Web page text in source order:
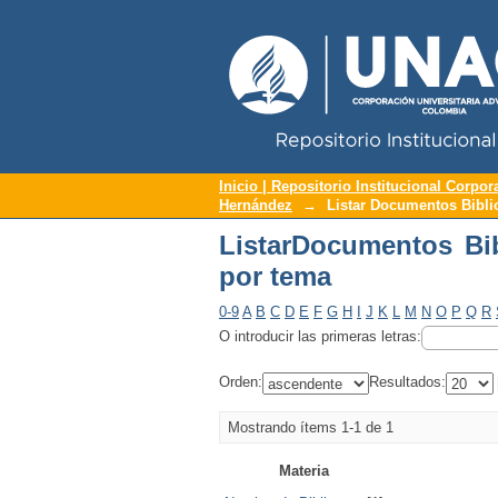
ListarDocumentos
Inicio | Repositorio Institucional
Hernández
→ Listar Documentos
ListarDocumentos
por tema
0-9 A B C D E F G H J K L M N O P Q R
O introducir las primeras letras:
Orden: Resultados:
Mostrando ítems 1-1 de 1
Materia